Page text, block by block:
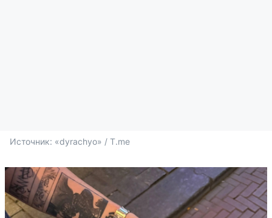
Источник: «dyrachyo» / T.me